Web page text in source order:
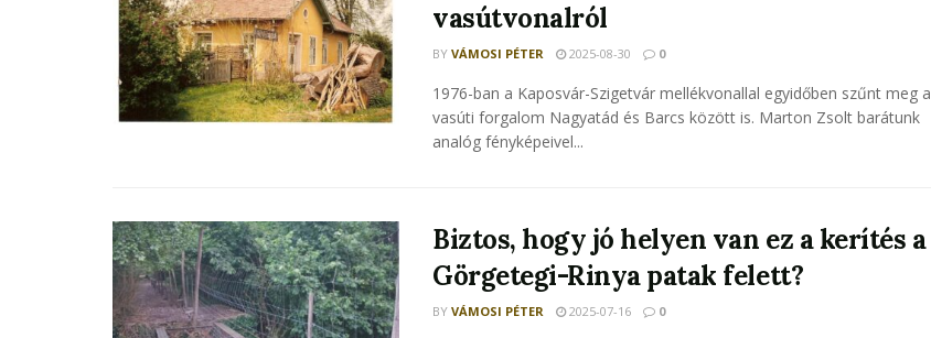
vasútvonalról
BY VÁMOSI PÉTER 2025-08-30 0
1976-ban a Kaposvár-Szigetvár mellékvonallal egyidőben szűnt meg a
vasúti forgalom Nagyatád és Barcs között is. Marton Zsolt barátunk
analóg fényképeivel...
Biztos, hogy jó helyen van ez a kerítés a
Görgetegi-Rinya patak felett?
BY VÁMOSI PÉTER 2025-07-16 0